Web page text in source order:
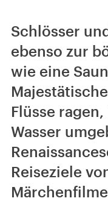
Schlösser
ebenso zur
wie eine
Flüsse
Wasser
Reiseziele